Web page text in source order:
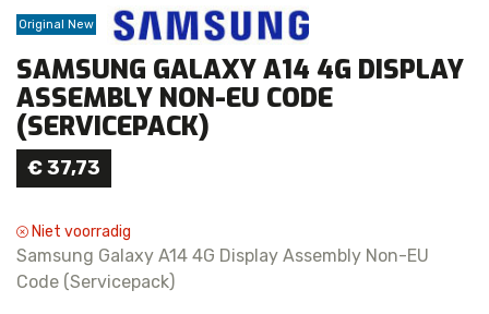
Original New
SAMSUNG GALAXY A14 4G DISPLAY
ASSEMBLY NON-EU CODE
(SERVICEPACK)
€37,73
Niet voorradig
Samsung Galaxy A14 4G Display Assembly Non-EU
Code (Servicepack)